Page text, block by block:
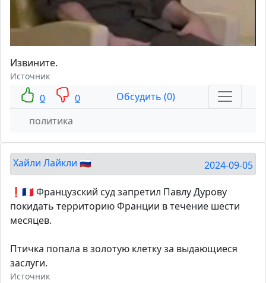
Извините.
Источник
0 0
Обсудить (0)
политика
Хайли Лайкли 🇷🇺 2024-09-05
❗️🇫🇷 Французский суд запретил Павлу Дурову
покидать территорию Франции в течение шести
месяцев.
Птичка попала в золотую клетку за выдающиеся
заслуги.
Источник